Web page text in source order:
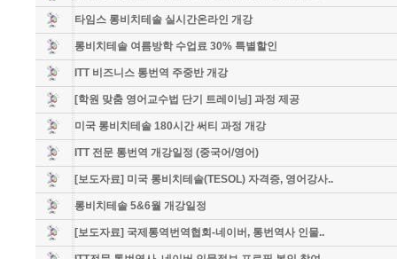
타임스 롱비치테솔 실시간온라인 개강
롱비치테솔 여름방학 수업료 30% 특별할인
ITT 비즈니스 통번역 주중반 개강
[학원 맞춤 영어교수법 단기 트레이닝] 과정 제공
미국 롱비치테솔 180시간 써티 과정 개강
ITT 전문 통번역 개강일정 (중국어/영어)
[보도자료] 미국 롱비치테솔(TESOL) 자격증, 영어강사..
롱비치테솔 5&6월 개강일정
[보도자료] 국제통역번역협회-네이버, 통번역사 인물..